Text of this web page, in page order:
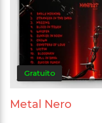
Gratuito
Metal Nero